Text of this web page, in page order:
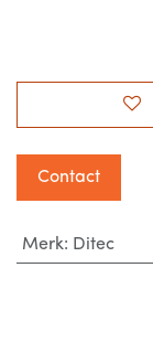
Contact
Merk: Ditec